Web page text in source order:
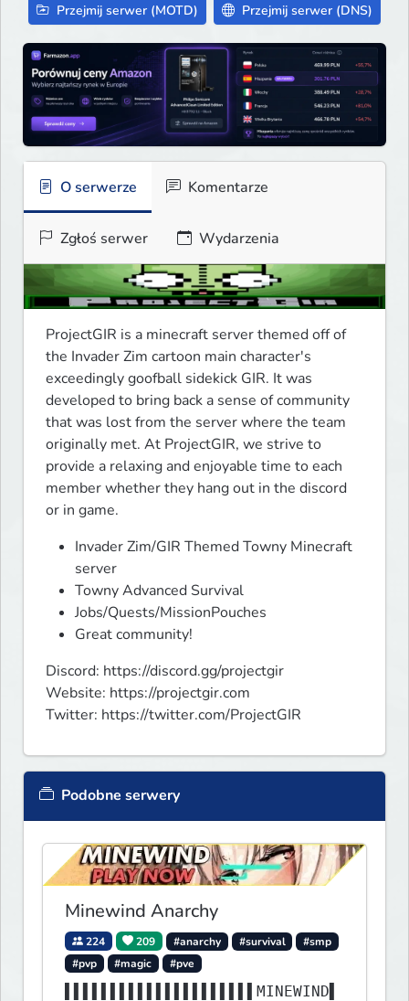
Przejmij serwer (MOTD) Przejmij serwer (DNS)
O serwerze Komentarze
Zgłoś serwer Wydarzenia
ProjectGIR is a minecraft server themed off of
the Invader Zim cartoon main character's
exceedingly goofball sidekick GIR. It was
developed to bring back a sense of community
that was lost from the server where the team
originally met. At ProjectGIR, we strive to
provide a relaxing and enjoyable time to each
member whether they hang out in the discord
or in game.
Invader Zim/GIR Themed Towny Minecraft
server
Towny Advanced Survival
Jobs/Quests/MissionPouches
Great community!
Discord: https://discord.gg/projectgir
Website: https://projectgir.com
Twitter: https://twitter.com/ProjectGIR
Podobne serwery
Minewind Anarchy
224 209 #anarchy #survival
#smp
#pvp
#magic #pve
▌▌▌▌▌▌▌▌▌▌▌▌▌▌▌▌▌▌▌▌▌MINEWIND▌